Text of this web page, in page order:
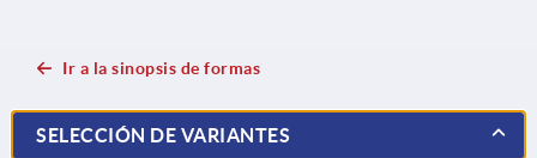
Ir a la sinopsis de formas
SELECCIÓN DE VARIANTES